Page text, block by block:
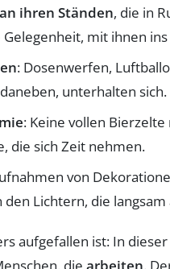
ihren Ständen, die in
mit ihnen
: Dosenwerfen,
unterhalten sich.
: Keine vollen
die sich Zeit nehmen.
von
den Lichtern, die
aufgefallen ist: In
die arbeiten.